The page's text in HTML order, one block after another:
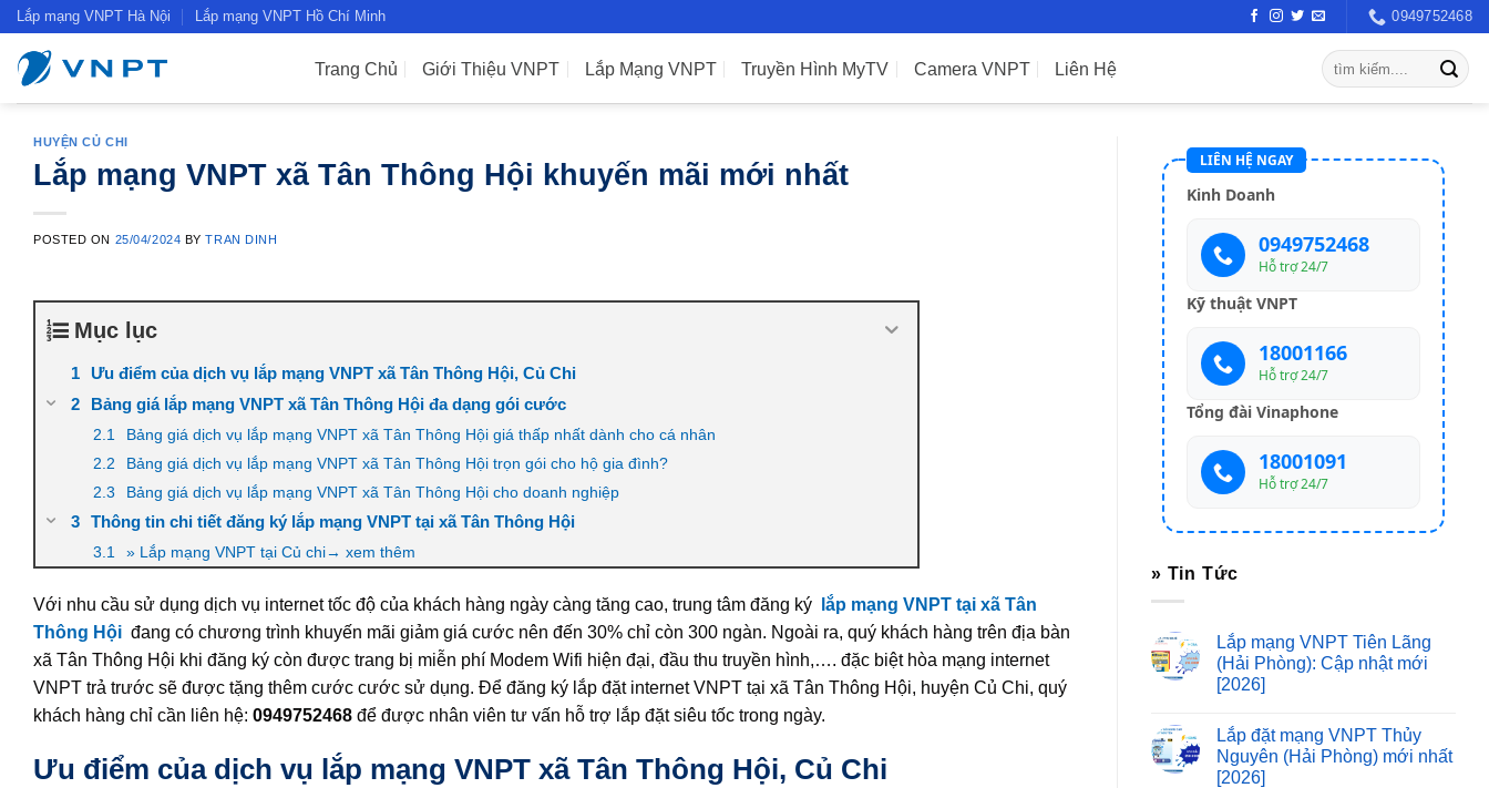
Skip
content
Lắp mạng VNPT Hà Nội Lắp mạng VNPT Hồ Chí Minh 0949752468
Trang Chủ Giới Thiệu VNPT Lắp Mạng VNPT Truyền Hình MyTV Camera VNPT Liên Hệ
HUYỆN CỦ CHI
Lắp mạng VNPT xã Tân Thông Hội khuyến mãi mới nhất
POSTED ON 25/04/2024 BYTRAN DINH
Mục lục
Ưu điểm của dịch vụ lắp mạng VNPT xã Tân Thông Hội, Củ Chi
Bảng giá lắp mạng VNPT xã Tân Thông Hội đa dạng gói cước
Bảng giá dịch vụ lắp mạng VNPT xã Tân Thông Hội giá thấp nhất dành cho cá nhân
Bảng giá dịch vụ lắp mạng VNPT xã Tân Thông Hội trọn gói cho hộ gia đình?
Bảng giá dịch vụ lắp mạng VNPT xã Tân Thông Hội cho doanh nghiệp
Thông tin chi tiết đăng ký lắp mạng VNPT tại xã Tân Thông Hội
» Lắp mạng VNPT tại Củ chi→ xem thêm
Với nhu cầu sử dụng dịch vụ internet tốc độ của khách hàng ngày càng tăng cao, trung tâm đăng ký
lắp mạng VNPT tại xã Tân
Thông Hội đang có chương trình khuyến mãi giảm giá cước nên đến 30% chỉ còn 300 ngàn. Ngoài ra, quý khách hàng trên địa bàn
xã Tân Thông Hội khi đăng ký còn được trang bị miễn phí Modem Wifi hiện đại, đầu thu truyền hình,…. đặc biệt hòa mạng internet
VNPT trả trước sẽ được tặng thêm cước cước sử dụng. Để đăng ký lắp đặt internet VNPT tại xã Tân Thông Hội, huyện Củ Chi, quý
khách hàng chỉ cần liên hệ: 0949752468 để được nhân viên tư vấn hỗ trợ lắp đặt siêu tốc trong ngày.
Ưu điểm của dịch vụ lắp mạng VNPT xã Tân Thông Hội, Củ Chi
LIÊN HỆ NGAY
Kinh Doanh
0949752468
Hỗ trợ 24/7
Kỹ thuật VNPT
18001166
Hỗ trợ 24/7
Tổng đài Vinaphone
18001091
Hỗ trợ 24/7
» Tin Tức
Lắp mạng VNPT Tiên Lãng
(Hải Phòng): Cập nhật mới
[2026]
Lắp đặt mạng VNPT Thủy
Nguyên (Hải Phòng) mới nhất
[2026]